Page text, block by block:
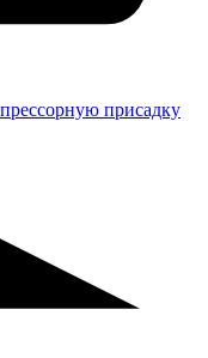
присадку